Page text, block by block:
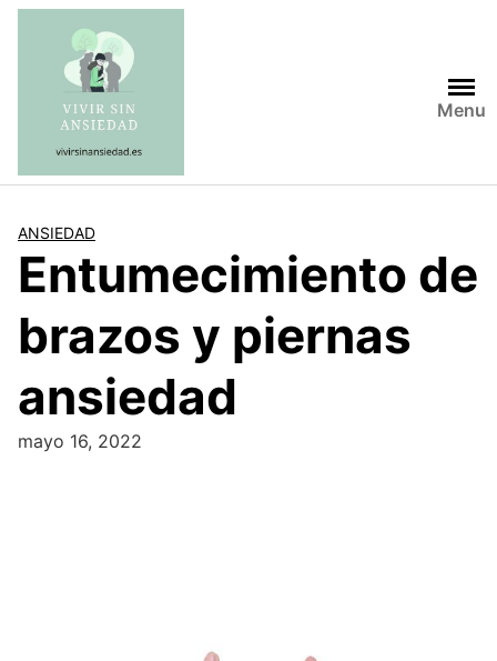
Saltar
contenido
Menu
ANSIEDAD
Entumecimiento de
brazos y piernas
ansiedad
mayo 16, 2022